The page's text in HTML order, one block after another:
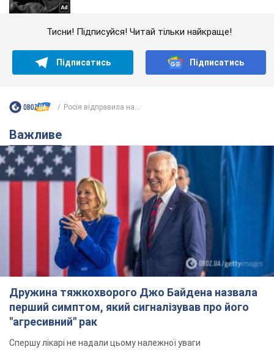
Тисни! Підписуйся! Читай тільки найкраще!
Підписатись Підписатись
Росія відправила на...
Важливе
Дружина тяжкохворого Джо Байдена назвала
перший симптом, який сигналізував про його
"агресивний" рак
Спершу лікарі не надали цьому належної уваги